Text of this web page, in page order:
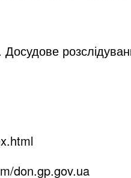
don.gp.gov.ua